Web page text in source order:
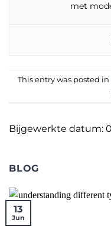
met
This entry was posted in
Bijgewerkte datum:
BLOG
13
Jun